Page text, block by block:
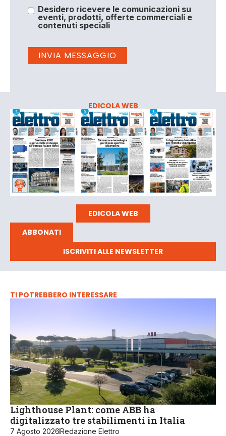
Desidero ricevere le comunicazioni su
eventi, prodotti, offerte commerciali e
contenuti speciali
EDICOLA WEB
EDICOLA WEB
ABBONATI
ISCRIVITI ALLE NEWSLETTER
TI POTREBBERO INTERESSARE
Lighthouse Plant: come ABB ha
digitalizzato tre stabilimenti in Italia
7 Agosto 2026Redazione Elettro